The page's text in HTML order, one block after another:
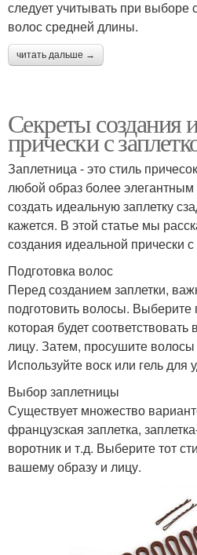
следует учитывать при
волос средней длины.
читать дальше →
Секреты создания
прически с
Заплетница - это стиль
любой образ более
создать идеальную заплетку
кажется. В этой статье мы
создания идеальной прически с
Подготовка волос
Перед созданием заплетки,
подготовить волосы.
которая будет
лицу. Затем, просушите волосы
Используйте воск или гель для
Выбор заплетницы
Существует множество
французская заплетка,
воротник и т.д. Выберите тот
вашему образу и лицу.